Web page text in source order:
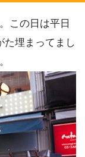
この日は平日
た埋まってまし